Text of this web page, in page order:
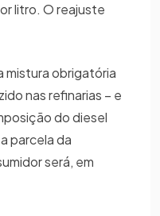
litro. O reajuste
mistura obrigatória
nas refinarias – e
do diesel
parcela da
será, em